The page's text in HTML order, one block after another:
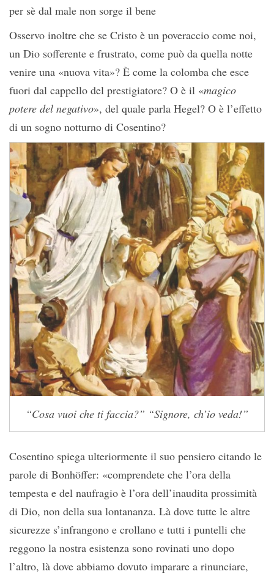
per sè dal male non sorge il bene
Osservo inoltre che se Cristo è un poveraccio come noi,
un Dio sofferente e frustrato, come può da quella notte
venire una «nuova vita»? È come la colomba che esce
fuori dal cappello del prestigiatore? O è il «magico
potere del negativo», del quale parla Hegel? O è l’effetto
di un sogno notturno di Cosentino?
“Cosa vuoi che ti faccia?” “Signore, ch’io veda!”
Cosentino spiega ulteriormente il suo pensiero citando le
parole di Bonhöffer: «comprendete che l’ora della
tempesta e del naufragio è l’ora dell’inaudita prossimità
di Dio, non della sua lontananza. Là dove tutte le altre
sicurezze s’infrangono e crollano e tutti i puntelli che
reggono la nostra esistenza sono rovinati uno dopo
l’altro, là dove abbiamo dovuto imparare a rinunciare,